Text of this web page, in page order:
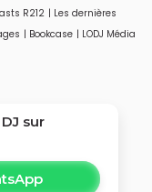
R212 | Les dernières
| Bookcase | LODJ Média
sur